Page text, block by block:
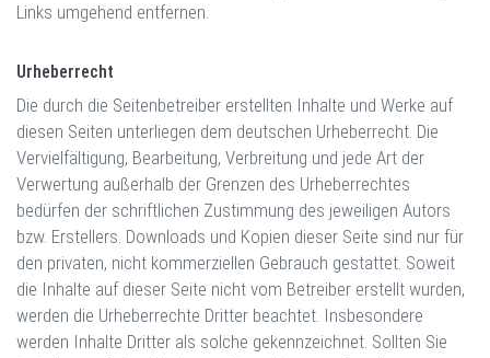
Links umgehend entfernen.
Urheberrecht
Die durch die Seitenbetreiber erstellten Inhalte und Werke auf
diesen Seiten unterliegen dem deutschen Urheberrecht. Die
Vervielfältigung, Bearbeitung, Verbreitung und jede Art der
Verwertung außerhalb der Grenzen des Urheberrechtes
bedürfen der schriftlichen Zustimmung des jeweiligen Autors
bzw. Erstellers. Downloads und Kopien dieser Seite sind nur für
den privaten, nicht kommerziellen Gebrauch gestattet. Soweit
die Inhalte auf dieser Seite nicht vom Betreiber erstellt wurden,
werden die Urheberrechte Dritter beachtet. Insbesondere
werden Inhalte Dritter als solche gekennzeichnet. Sollten Sie